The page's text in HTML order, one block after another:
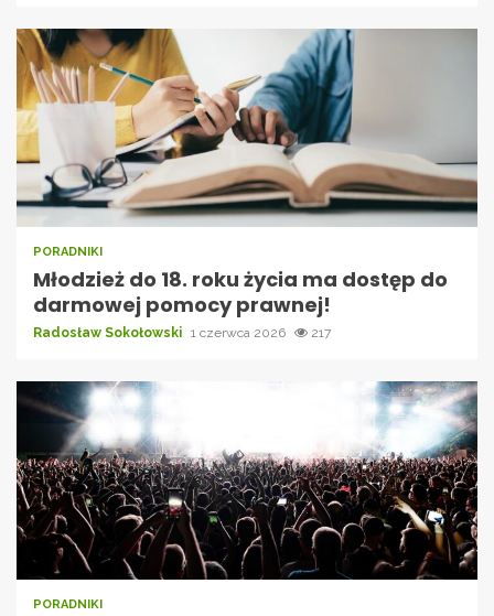
PORADNIKI
Młodzież do 18. roku życia ma dostęp do
darmowej pomocy prawnej!
Radosław Sokołowski 1 czerwca 2026 217
PORADNIKI